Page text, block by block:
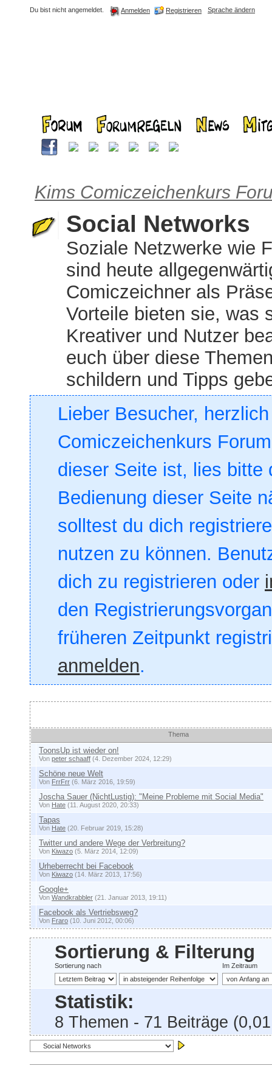
Du bist nicht angemeldet. Anmelden Registrieren Sprache ändern
Kims Comiczeichenkurs
Social Networks
Soziale Netzwerke wie
sind heute
Comiczeichner als
Vorteile bieten sie, was
Kreativer und Nutzer
euch über diese
schildern und Tipps
Lieber Besucher,
Comiczeichenkurs
dieser Seite ist, lies bitte
Bedienung dieser Seite
solltest du dich
nutzen zu können.
dich zu registrieren oder
den
früheren Zeitpunkt
anmelden.
Thema
ToonsUp ist wieder on!
Von peter schaaff (4. Dezember 2024, 12:29)
Schöne neue Welt
Von FrrFrr (6. März 2016, 19:59)
Joscha Sauer (NichtLustig): "Meine Probleme mit Social Media"
Von Hate (11. August 2020, 20:33)
Tapas
Von Hate (20. Februar 2019, 15:28)
Twitter und andere Wege der Verbreitung?
Von Kiwazo (5. März 2014, 12:09)
Urheberrecht bei Facebook
Von Kiwazo (14. März 2013, 17:56)
Google+
Von Wandkrabbler (21. Januar 2013, 19:11)
Facebook als Vertriebsweg?
Von Fraro (10. Juni 2012, 00:06)
Sortierung & Filterung
Sortierung nach Im Zeitraum
Statistik:
8 Themen - 71 Beiträge